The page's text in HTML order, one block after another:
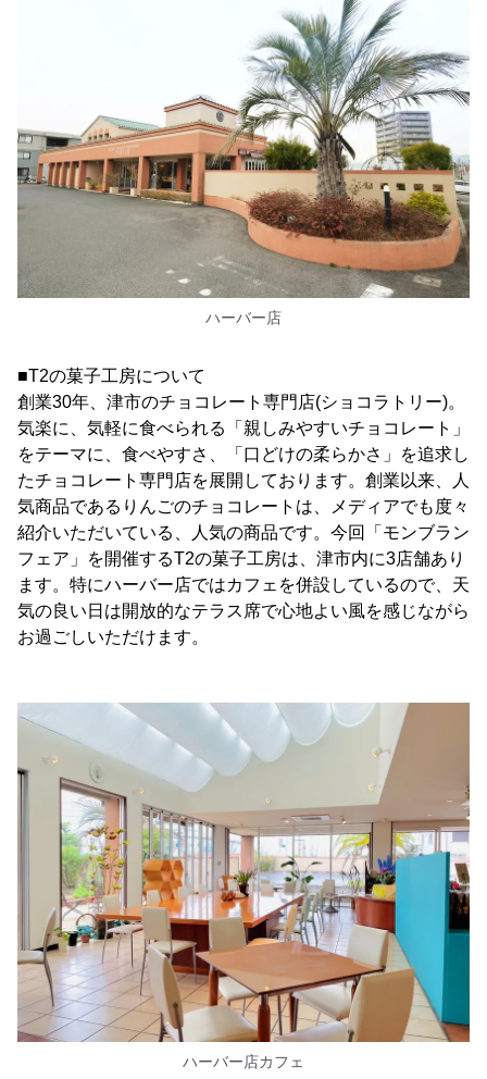
ハーバー店
■T2の菓子工房について
創業30年、津市のチョコレート専門店(ショコラトリー)。
気楽に、気軽に食べられる「親しみやすいチョコレート」
をテーマに、食べやすさ、「口どけの柔らかさ」を追求し
たチョコレート専門店を展開しております。創業以来、人
気商品であるりんごのチョコレートは、メディアでも度々
紹介いただいている、人気の商品です。今回「モンブラン
フェア」を開催するT2の菓子工房は、津市内に3店舗あり
ます。特にハーバー店ではカフェを併設しているので、天
気の良い日は開放的なテラス席で心地よい風を感じながら
お過ごしいただけます。
ハーバー店カフェ